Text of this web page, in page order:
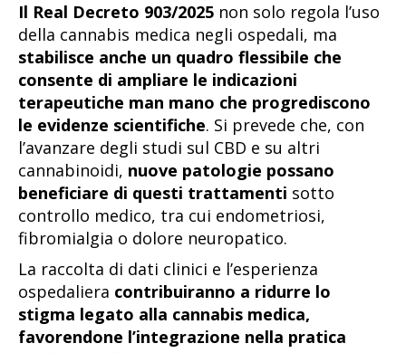
Il Real Decreto 903/2025 non solo regola l’uso
della cannabis medica negli ospedali, ma
stabilisce anche un quadro flessibile che
consente di ampliare le indicazioni
terapeutiche man mano che progrediscono
le evidenze scientifiche. Si prevede che, con
l’avanzare degli studi sul CBD e su altri
cannabinoidi, nuove patologie possano
beneficiare di questi trattamenti sotto
controllo medico, tra cui endometriosi,
fibromialgia o dolore neuropatico.
La raccolta di dati clinici e l’esperienza
ospedaliera contribuiranno a ridurre lo
stigma legato alla cannabis medica,
favorendone l’integrazione nella pratica